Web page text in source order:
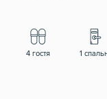
4 гостя 1